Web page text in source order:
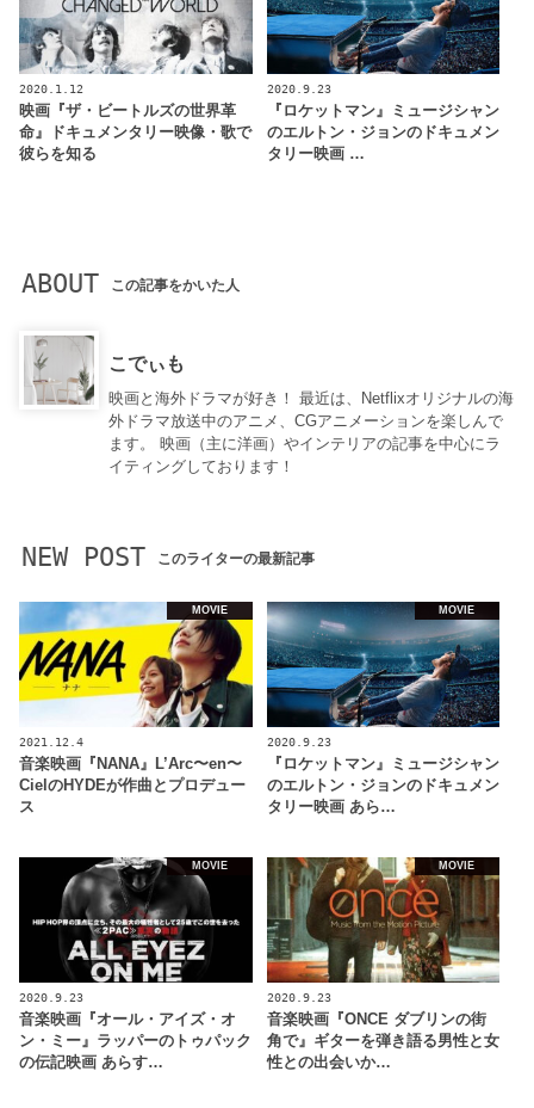
2020.1.12
映画『ザ・ビートルズの世界革
命』ドキュメンタリー映像・歌で
彼らを知る
2020.9.23
『ロケットマン』ミュージシャン
のエルトン・ジョンのドキュメン
タリー映画 …
ABOUT この記事をかいた人
こでぃも
映画と海外ドラマが好き！ 最近は、Netflixオリジナルの海
外ドラマ放送中のアニメ、CGアニメーションを楽しんで
ます。 映画（主に洋画）やインテリアの記事を中心にラ
イティングしております！
NEW POST このライターの最新記事
MOVIE
2021.12.4
音楽映画『NANA』L’Arc〜en〜
CielのHYDEが作曲とプロデュー
ス
MOVIE
2020.9.23
『ロケットマン』ミュージシャン
のエルトン・ジョンのドキュメン
タリー映画 あら…
MOVIE
2020.9.23
音楽映画『オール・アイズ・オ
ン・ミー』ラッパーのトゥパック
の伝記映画 あらす…
MOVIE
2020.9.23
音楽映画『ONCE ダブリンの街
角で』ギターを弾き語る男性と女
性との出会いか…